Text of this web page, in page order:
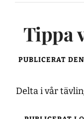
Tippa
PUBLICERAT DEN
Delta i vår